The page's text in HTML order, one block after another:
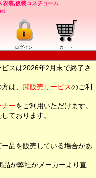
衣装,仮装コスチューム
ログイン カート
スは2026年2月末で終了さ
は、 卸販売サービスのご利
ナーをご利用いただけます。
ております。
品を販売している場合があ
品が弊社がメーカーより直